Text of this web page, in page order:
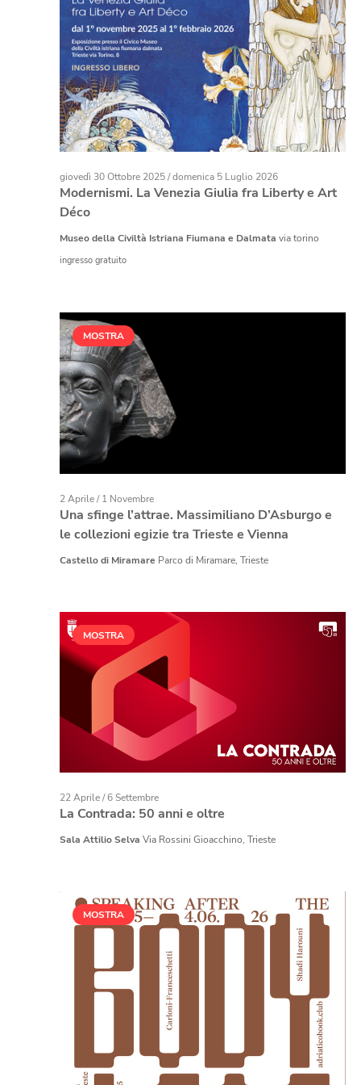
Modernismi. La Venezia Giulia fra Liberty e Art
Déco
giovedì 30 Ottobre 2025/domenica 5 Luglio 2026
Museo della Civiltà Istriana Fiumana e Dalmata via torino
ingresso gratuito
MOSTRA
Una sfinge l’attrae. Massimiliano D’Asburgo e
le collezioni egizie tra Trieste e Vienna
2 Aprile/1 Novembre
Castello di Miramare Parco di Miramare, Trieste
MOSTRA
La Contrada: 50 anni e oltre
22 Aprile/6 Settembre
Sala Attilio Selva Via Rossini Gioacchino, Trieste
MOSTRA